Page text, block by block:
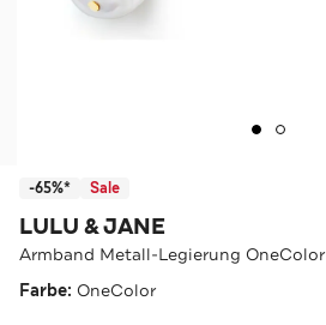
-65%* Sale
LULU & JANE
Armband Metall-Legierung OneColor
Farbe: OneColor